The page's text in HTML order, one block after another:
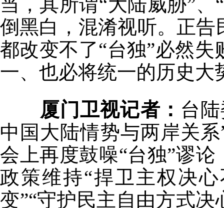
倒黑白，混淆视听。正
都改变不了“台独”必然
一、也必将统一的历史大
厦门卫视记者： 台
中国大陆情势与两岸关
会上再度鼓噪“台独”谬
政策维持“捍卫主权决
变”“守护民主自由方式